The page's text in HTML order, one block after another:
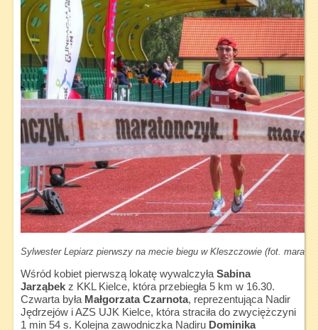
Sylwester Lepiarz pierwszy na mecie biegu w Kleszczowie (fot.
Wśród kobiet pierwszą lokatę wywalczyła Sabina
Jarząbekz KKL Kielce, która przebiegła 5 km w 16.30.
Czwarta była Małgorzata Czarnota, reprezentująca Nadir
Jędrzejów i AZS UJK Kielce, która straciła do zwyciężczyni
1 min 54 s. Kolejna zawodniczka Nadiru Dominika